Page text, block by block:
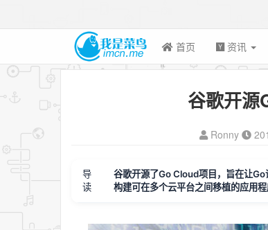
首页 资讯
谷歌开源
Ronny
导
读
谷歌开源了Go Cloud项目，旨在让
构建可在多个云平台之间移植的应用